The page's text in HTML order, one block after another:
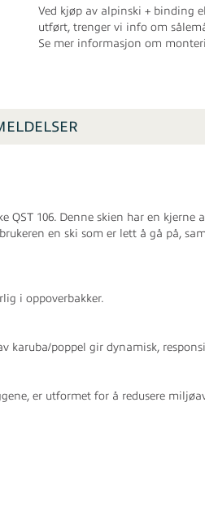
Ved kjøp av alpinski + binding
utført, trenger vi info om
Se mer informasjon om
106. Denne skien har en kjerne
en ski som er lett å gå på,
i oppoverbakker.
karuba/poppel gir dynamisk,
er utformet for å redusere